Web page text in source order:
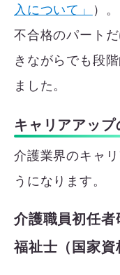
入について」
）。
不合格のパート
きながらでも段
ました。
キャリアアップ
介護業界のキャ
うになります。
介護職員初任者
福祉士（国家資